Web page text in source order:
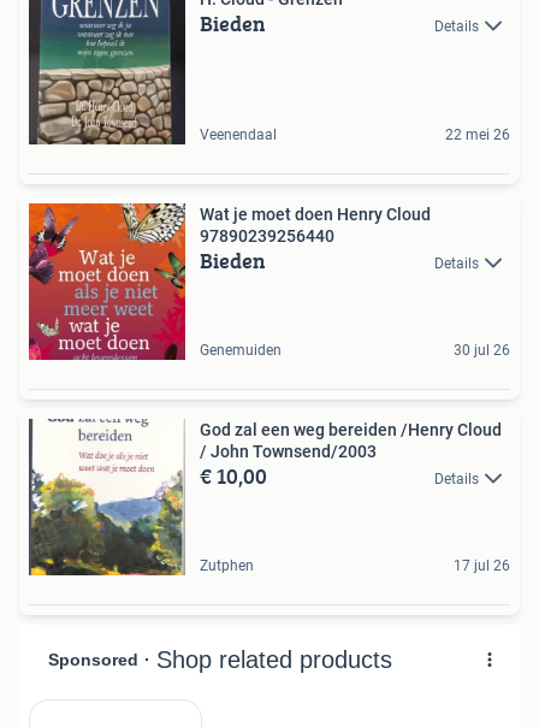
Bieden Details
Veenendaal 22 mei 26
Wat je moet doen Henry Cloud
97890239256440
Bieden Details
Genemuiden 30 jul 26
God zal een weg bereiden /Henry Cloud
/ John Townsend/2003
€ 10,00 Details
Zutphen 17 jul 26